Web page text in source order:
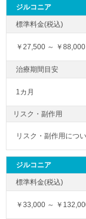
ジルコニア
￥27,500 ～ ￥88,000
1カ月
リスク・副作用
リスク・副作用につ
ジルコニア
￥33,000 ～ ￥